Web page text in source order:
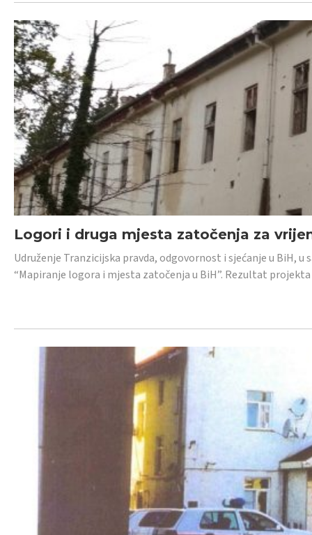
Logori i druga mjesta zatočenja za
Udruženje Tranzicijska pravda, odgovornost i sjećanje u BiH,
“Mapiranje logora i mjesta zatočenja u BiH”. Rezultat